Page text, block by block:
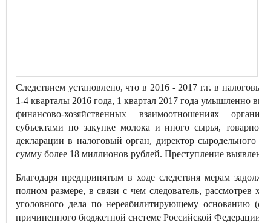
Следствием установлено, что в 2016 - 2017 г.г. в
1-4 кварталы 2016 года, 1 квартал 2017 года
финансово-хозяйственных взаимоотношениях
субъектами по закупке молока и иного сырья,
декларации в налоговый орган, директор
сумму более 18 миллионов рублей. Преступление
Благодаря предпринятым в ходе следствия мерам
полном размере, в связи с чем следователь,
уголовного дела по нереабилитирующему
причиненного бюджетной системе Российской